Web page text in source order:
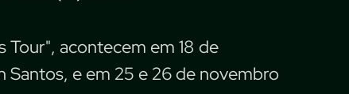
Tour", acontecem em 18 de
e em 25 e 26 de novembro